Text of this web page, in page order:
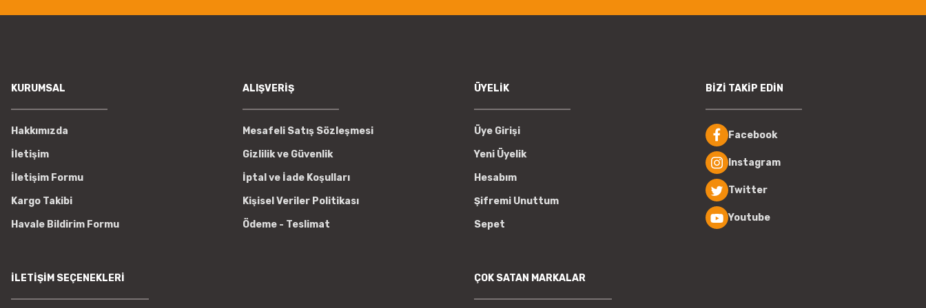
KURUMSAL
Hakkımızda
İletişim
İletişim Formu
Kargo Takibi
Havale Bildirim Formu
ALIŞVERİŞ
Mesafeli Satış Sözleşmesi
Gizlilik ve Güvenlik
İptal ve İade Koşulları
Kişisel Veriler Politikası
Ödeme - Teslimat
ÜYELİK
Üye Girişi
Yeni Üyelik
Hesabım
Şifremi Unuttum
Sepet
BİZİ TAKİP EDİN
Facebook
Instagram
Twitter
Youtube
İLETİŞİM SEÇENEKLERİ ÇOK SATAN MARKALAR